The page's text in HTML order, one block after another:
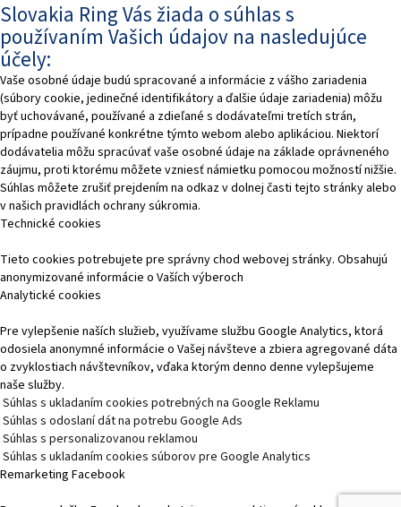
Slovakia Ring Vás žiada o súhlas s
používaním Vašich údajov na nasledujúce
účely:
Vaše osobné údaje budú spracované a informácie z vášho zariadenia
(súbory cookie, jedinečné identifikátory a ďalšie údaje zariadenia) môžu
byť uchovávané, používané a zdieľané s dodávateľmi tretích strán,
prípadne používané konkrétne týmto webom alebo aplikáciou. Niektorí
dodávatelia môžu spracúvať vaše osobné údaje na základe oprávneného
záujmu, proti ktorému môžete vzniesť námietku pomocou možností nižšie.
Súhlas môžete zrušiť prejdením na odkaz v dolnej časti tejto stránky alebo
v našich pravidlách ochrany súkromia.
Technické cookies
Tieto cookies potrebujete pre správny chod webovej stránky. Obsahujú
anonymizované informácie o Vaších výberoch
Analytické cookies
Pre vylepšenie naších služieb, využívame službu Google Analytics, ktorá
odosiela anonymné informácie o Vašej návšteve a zbiera agregované dáta
o zvyklostiach návštevníkov, vďaka ktorým denno denne vylepšujeme
naše služby.
Súhlas s ukladaním cookies potrebných na Google Reklamu
Súhlas s odoslaní dát na potrebu Google Ads
Súhlas s personalizovanou reklamou
Súhlas s ukladaním cookies súborov pre Google Analytics
Remarketing Facebook